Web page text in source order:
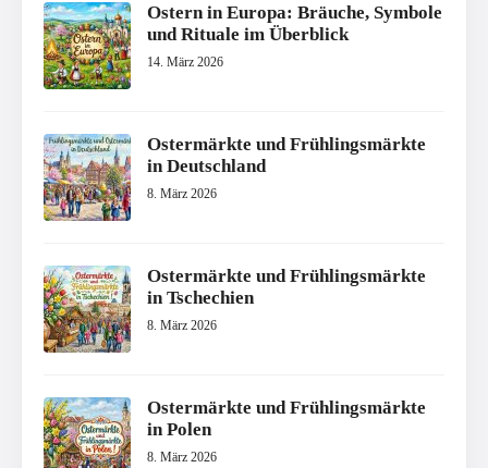
Ostern in Europa: Bräuche, Symbole
und Rituale im Überblick
14. März 2026
Ostermärkte und Frühlingsmärkte
in Deutschland
8. März 2026
Ostermärkte und Frühlingsmärkte
in Tschechien
8. März 2026
Ostermärkte und Frühlingsmärkte
in Polen
8. März 2026